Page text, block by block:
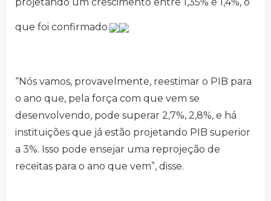
que foi confirmado.
“Nós vamos, provavelmente, reestimar o PIB para
o ano que, pela força com que vem se
desenvolvendo, pode superar 2,7%, 2,8%, e há
instituições que já estão projetando PIB superior
a 3%. Isso pode ensejar uma reprojeção de
receitas para o ano que vem”, disse.